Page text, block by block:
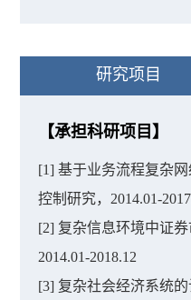
研究项目
【承担科研项目】
[1] 基于业务流程复杂
控制研究，2014.01-
[2] 复杂信息环境中证券
2014.01-2018.12
[3] 复杂社会经济系统